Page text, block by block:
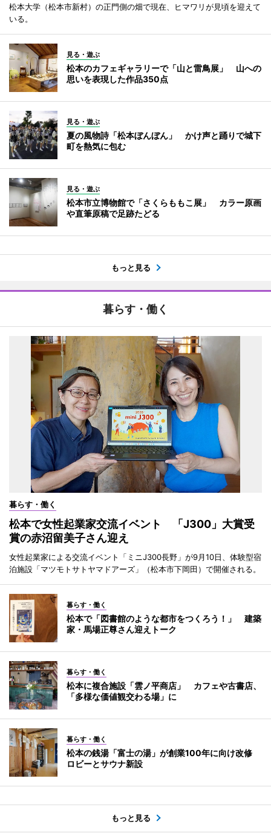
松本大学（松本市新村）の正門側の畑で現在、ヒマワリが見頃を迎えて
いる。
見る・遊ぶ
松本のカフェギャラリーで「山と雷鳥展」 山への
思いを表現した作品350点
見る・遊ぶ
夏の風物詩「松本ぼんぼん」 かけ声と踊りで城下
町を熱気に包む
見る・遊ぶ
松本市立博物館で「さくらももこ展」 カラー原画
や直筆原稿で足跡たどる
もっと見る
暮らす・働く
暮らす・働く
松本で女性起業家交流イベント 「J300」大賞受
賞の赤沼留美子さん迎え
女性起業家による交流イベント「ミニJ300長野」が9月10日、体験型宿
泊施設「マツモトサトヤマドアーズ」（松本市下岡田）で開催される。
暮らす・働く
松本で「図書館のような都市をつくろう！」 建築
家・馬場正尊さん迎えトーク
暮らす・働く
松本に複合施設「雲ノ平商店」 カフェや古書店、
「多様な価値観交わる場」に
暮らす・働く
松本の銭湯「富士の湯」が創業100年に向け改修
ロビーとサウナ新設
もっと見る